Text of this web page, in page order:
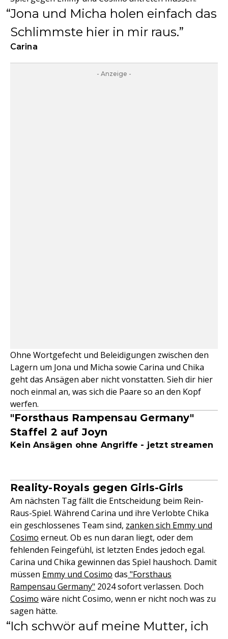
Jona und Micha holen einfach das
Schlimmste hier in mir raus.
Carina
- Anzeige -
Ohne Wortgefecht und Beleidigungen zwischen den
Lagern um Jona und Micha sowie Carina und Chika
geht das Ansägen aber nicht vonstatten. Sieh dir hier
noch einmal an, was sich die Paare so an den Kopf
werfen.
"Forsthaus Rampensau Germany"
Staffel 2 auf Joyn
Kein Ansägen ohne Angriffe - jetzt streamen
Reality-Royals gegen Girls-Girls
Am nächsten Tag fällt die Entscheidung beim Rein-
Raus-Spiel. Während Carina und ihre Verlobte Chika
ein geschlossenes Team sind, zanken sich Emmy und
Cosimo erneut. Ob es nun daran liegt, oder dem
fehlenden Feingefühl, ist letzten Endes jedoch egal.
Carina und Chika gewinnen das Spiel haushoch. Damit
müssen Emmy und Cosimo das "Forsthaus
Rampensau Germany" 2024 sofort verlassen. Doch
Cosimo wäre nicht Cosimo, wenn er nicht noch was zu
sagen hätte.
Ich schwör auf meine Mutter, ich